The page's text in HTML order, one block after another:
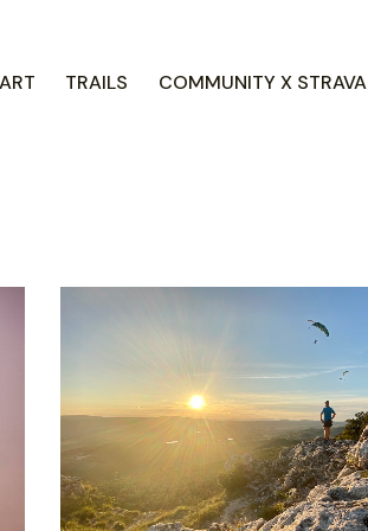
TRAILS COMMUNITY X STRAVA